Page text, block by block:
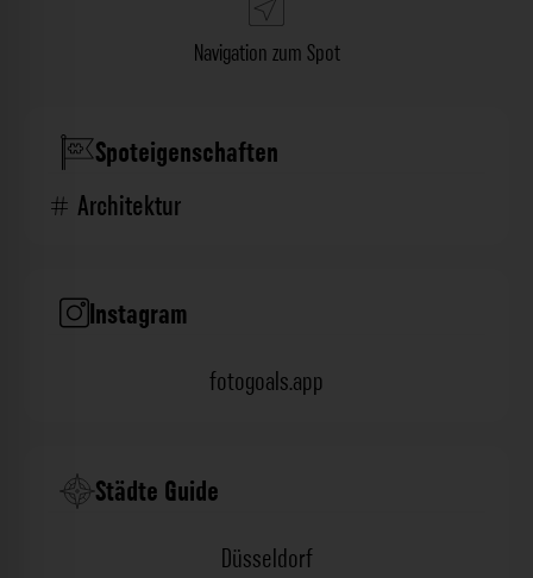
Navigation zum Spot
Spoteigenschaften
Architektur
Instagram
fotogoals.app
Städte Guide
Düsseldorf